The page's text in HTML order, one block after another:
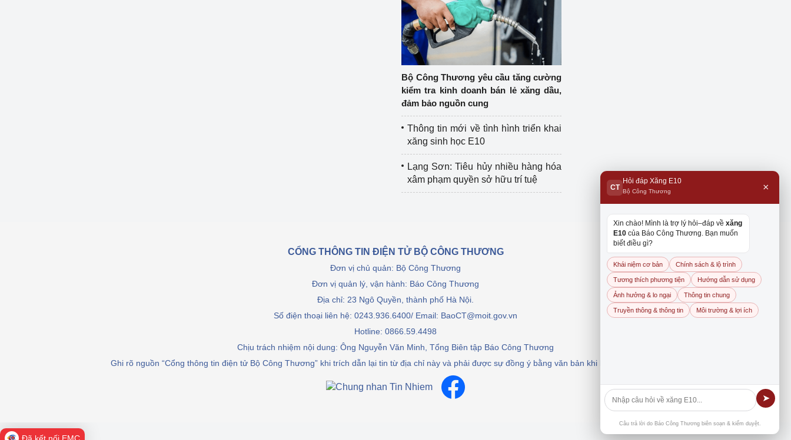
Bộ Công Thương yêu cầu tăng cường
kiểm tra kinh doanh bán lẻ xăng dầu,
đảm bảo nguồn cung
Thông tin mới về tình hình triển khai
xăng sinh học E10
Lạng Sơn: Tiêu hủy nhiều hàng hóa
xâm phạm quyền sở hữu trí tuệ
CỔNG THÔNG TIN ĐIỆN TỬ BỘ CÔNG THƯƠNG
Đơn vị chủ quản: Bộ Công Thương
Đơn vị quản lý, vận hành: Báo Công Thương
Địa chỉ: 23 Ngô Quyền, thành phố Hà Nội.
Số điện thoại liên hệ: 0243.936.6400/ Email: BaoCT@moit.gov.vn
Hotline: 0866.59.4498
Chịu trách nhiệm nội dung: Ông Nguyễn Văn Minh, Tổng Biên tập Báo Công Thương
Ghi rõ nguồn “Cổng thông tin điện tử Bộ Công Thương” khi trích dẫn lại tin từ địa chỉ này và phải được sự đồng ý bằng văn bản khi khai thác, dẫn nguồn.
CT
Hỏi đáp Xăng E10
Bộ Công Thương ×
Xin chào! Mình là trợ lý hỏi–đáp về xăng
E10 của Báo Công Thương. Bạn muốn
biết điều gì?
Khái niệm cơ bản Chính sách & lộ trình
Tương thích phương tiện Hướng dẫn sử dụng
Ảnh hưởng & lo ngại Thông tin chung
Truyền thông & thông tin Môi trường & lợi ích
➤
Câu trả lời do Báo Công Thương biên soạn & kiểm duyệt.